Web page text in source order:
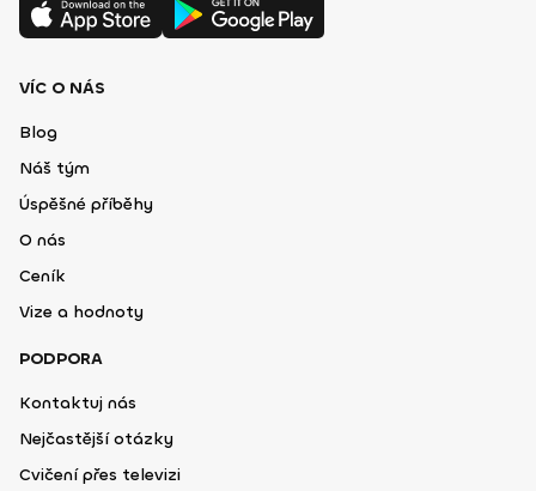
VÍC O NÁS
Blog
Náš tým
Úspěšné příběhy
O nás
Ceník
Vize a hodnoty
PODPORA
Kontaktuj nás
Nejčastější otázky
Cvičení přes televizi